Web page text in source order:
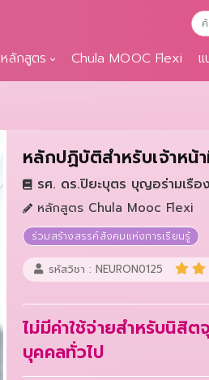
หลักสูตร Chula MOOC Flexi แ
หลักปฏิบัติสำหรับเจ้าห
รศ. ดร.ปิยะบุตร บุญอร่ามเรือง
หลักสูตร Chula Mooc Flexi
ร่วมสร้างสรรค์สังคมแห่งการเรียนรู้
รหัสวิชา : NEURON0125
ไม่มีค่าใช้จ่ายสำหรับนิสิต
บุคคลทั่วไป